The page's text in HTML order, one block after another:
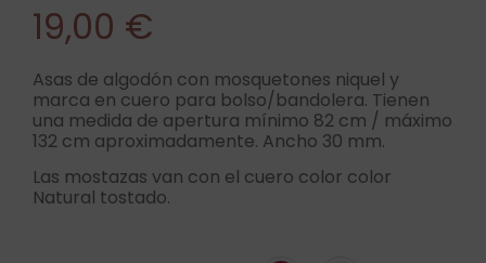
19,00 €
Asas de algodón con mosquetones niquel y
marca en cuero para bolso/bandolera. Tienen
una medida de apertura mínimo 82 cm / máximo
132 cm aproximadamente. Ancho 30 mm.
Las mostazas van con el cuero color color
Natural tostado.